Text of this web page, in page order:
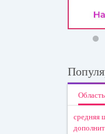
Область
средняя